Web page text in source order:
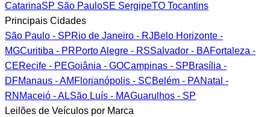
CatarinaSP São PauloSE SergipeTO Tocantins
Principais Cidades
São Paulo - SPRio de Janeiro - RJBelo Horizonte -
MGCuritiba - PRPorto Alegre - RSSalvador - BAFortaleza -
CERecife - PEGoiânia - GOCampinas - SPBrasília -
DFManaus - AM Florianópolis - SCBelém - PANatal -
RN Maceió - ALSão Luís - MAGuarulhos - SP
Leilões de Veículos por Marca